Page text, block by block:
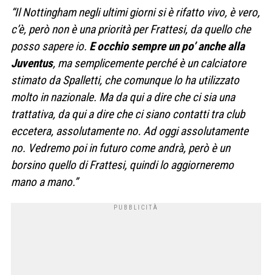
“Il Nottingham negli ultimi giorni si è rifatto vivo, è vero,
c’è, però non è una priorità per Frattesi, da quello che
posso sapere io. E occhio sempre un po’ anche alla
Juventus, ma semplicemente perché è un calciatore
stimato da Spalletti, che comunque lo ha utilizzato
molto in nazionale. Ma da qui a dire che ci sia una
trattativa, da qui a dire che ci siano contatti tra club
eccetera, assolutamente no. Ad oggi assolutamente
no. Vedremo poi in futuro come andrà, però è un
borsino quello di Frattesi, quindi lo aggiorneremo
mano a mano.”